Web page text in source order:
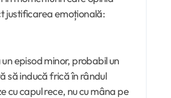
justificarea emoțională:
episod minor, probabil un
să inducă frică în rândul
cu capul rece, nu cu mâna pe